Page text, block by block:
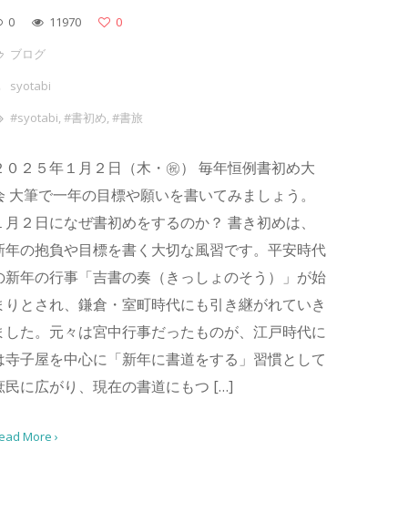
0 11970
0
ブログ
syotabi
#syotabi,#書初め,#書旅
０２５年１月２日（木・㊗） 毎年恒例書初め大
大筆で一年の目標や願いを書いてみましょう。
月２日になぜ書初めをするのか？ 書き初めは、
年の抱負や目標を書く大切な風習です。平安時代
新年の行事「吉書の奏（きっしょのそう）」が始
りとされ、鎌倉・室町時代にも引き継がれていき
した。元々は宮中行事だったものが、江戸時代に
寺子屋を中心に「新年に書道をする」習慣として
民に広がり、現在の書道にもつ […]
More ›